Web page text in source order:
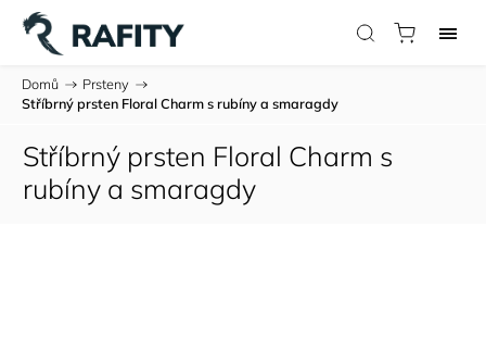
Domů / Prsteny /
Stříbrný prsten Floral Charm s rubíny a smaragdy
Stříbrný prsten Floral Charm s
rubíny a smaragdy